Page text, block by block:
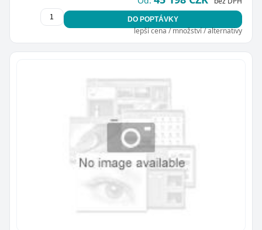
DO POPTÁVKY
lepší cena / množství / alternativy